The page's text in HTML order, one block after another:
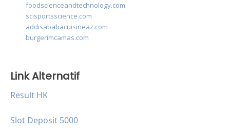
foodscienceandtechnology.com
scisportsscience.com
addisababacuisineaz.com
burgerimcamas.com
Link Alternatif
Result HK
Slot Deposit 5000